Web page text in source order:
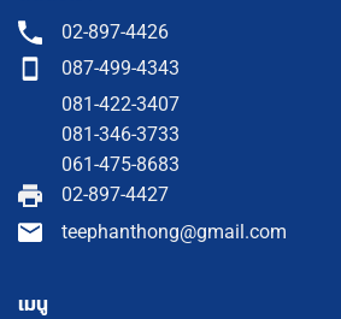
02-897-4426
087-499-4343
081-422-3407
081-346-3733
061-475-8683
02-897-4427
teephanthong@gmail.com
เมนู